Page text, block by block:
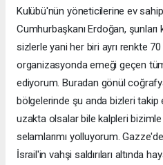
Kulübü'nün yöneticilerine ev
Cumhurbaşkanı Erdoğan,
sizlerle yani her biri ayrı renkte
organizasyonda emeği geçen
ediyorum. Buradan gönül
bölgelerinde şu anda bizleri takip
uzakta olsalar bile kalpleri
selamlarımı yolluyorum.
İsrail'in vahşi saldırıları altında